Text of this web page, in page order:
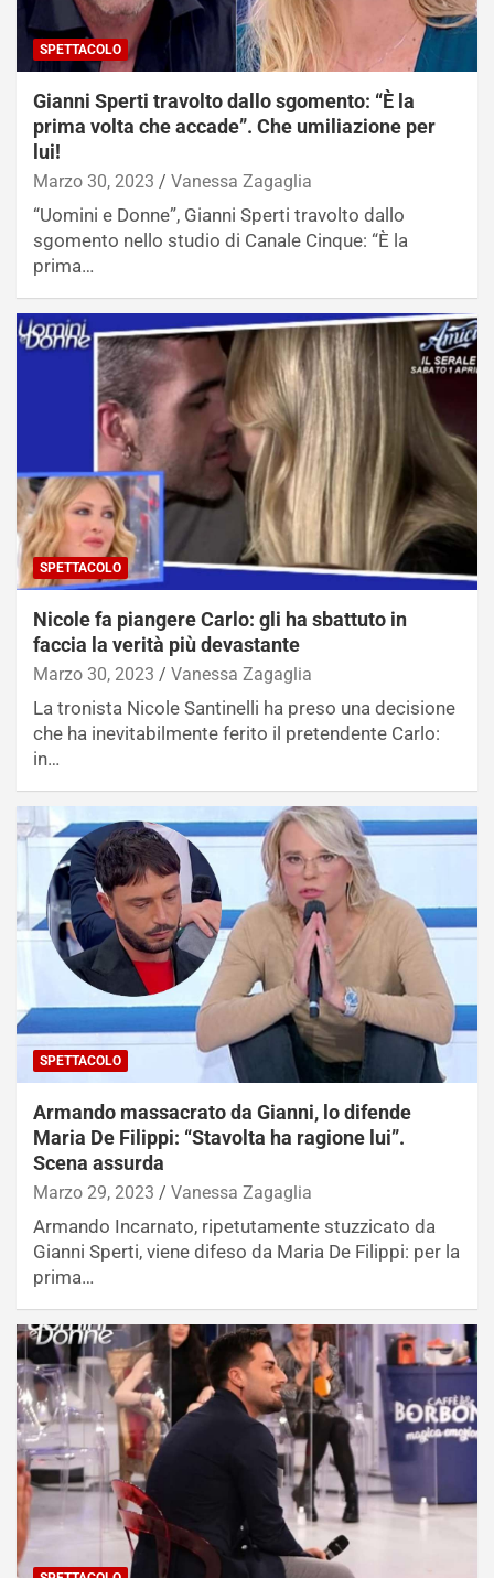
SPETTACOLO
Gianni Sperti travolto dallo sgomento: “È la
prima volta che accade”. Che umiliazione per
lui!
Marzo 30, 2023 Vanessa Zagaglia
“Uomini e Donne”, Gianni Sperti travolto dallo
sgomento nello studio di Canale Cinque: “È la
prima…
SPETTACOLO
Nicole fa piangere Carlo: gli ha sbattuto in
faccia la verità più devastante
Marzo 30, 2023 Vanessa Zagaglia
La tronista Nicole Santinelli ha preso una decisione
che ha inevitabilmente ferito il pretendente Carlo:
in…
SPETTACOLO
Armando massacrato da Gianni, lo difende
Maria De Filippi: “Stavolta ha ragione lui”.
Scena assurda
Marzo 29, 2023 Vanessa Zagaglia
Armando Incarnato, ripetutamente stuzzicato da
Gianni Sperti, viene difeso da Maria De Filippi: per la
prima…